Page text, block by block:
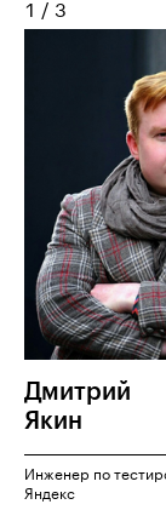
1 / 3
Дмитрий
Якин
Инженер по
Яндекс